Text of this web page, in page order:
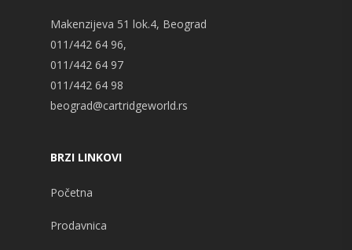
Makenzijeva 51 lok.4, Beograd
011/442 64 96,
011/442 64 97
011/442 64 98
beograd@cartridgeworld.rs
BRZI LINKOVI
Početna
Prodavnica